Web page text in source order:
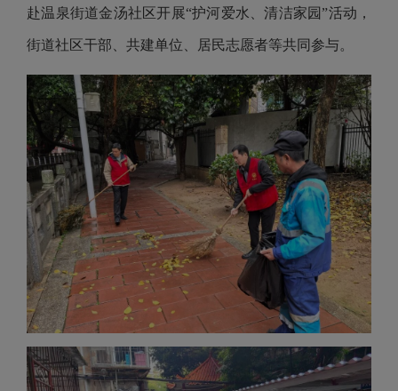
赴温泉街道金汤社区开展“护河爱水、清洁家园”活动，
街道社区干部、共建单位、居民志愿者等共同参与。